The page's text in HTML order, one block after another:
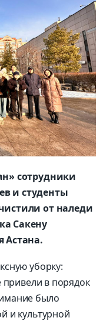
сотрудники
и студенты
от наледи
Сакену
Астана.
уборку:
привели в порядок
было
и культурной